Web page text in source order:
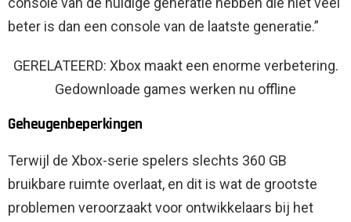
beter is dan een console van de laatste generatie.”
GERELATEERD: Xbox maakt een enorme verbetering.
Gedownloade games werken nu offline
Geheugenbeperkingen
Terwijl de Xbox-serie spelers slechts 360 GB
bruikbare ruimte overlaat, en dit is wat de grootste
problemen veroorzaakt voor ontwikkelaars bij het